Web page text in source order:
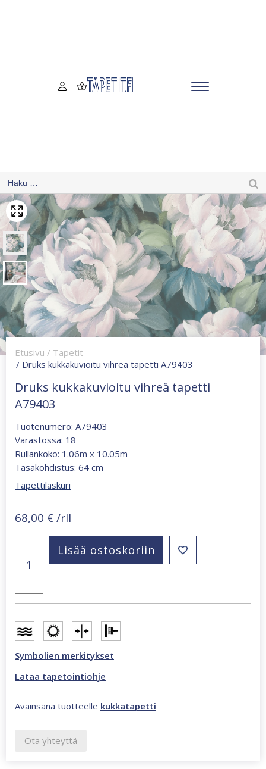
Etusivu / Tapetit
/ Druks kukkakuvioitu vihreä tapetti A79403
Druks kukkakuvioitu vihreä tapetti
A79403
Tuotenumero: A79403
Varastossa: 18
Rullankoko: 1.06m x 10.05m
Tasakohdistus: 64 cm
Tapettilaskuri
68,00 € /rll
kukkakuvioitu
vihreä
määrä
Lisää ostoskoriin
Symbolien merkitykset
Lataa tapetointiohje
Avainsana tuotteelle kukkatapetti
Ota yhteyttä